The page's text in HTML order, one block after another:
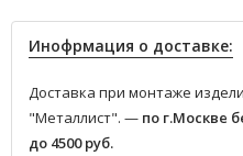
Инофрмация о доставке:
Доставка при монтаже
"Металлист". — по г.Москве
до 4500 руб.